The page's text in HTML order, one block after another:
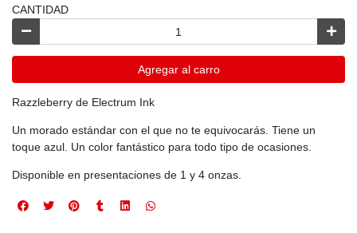
CANTIDAD
Agregar al carro
Razzleberry de Electrum Ink
Un morado estándar con el que no te equivocarás. Tiene un
toque azul. Un color fantástico para todo tipo de ocasiones.
Disponible en presentaciones de 1 y 4 onzas.